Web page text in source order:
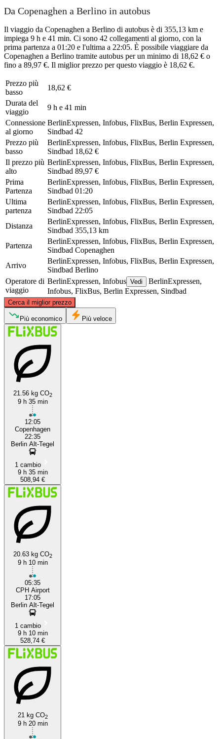
Da Copenaghen a Berlino in autobus
Il viaggio da Copenaghen a Berlino di autobus è di 355,13 km e
impiega 9 h e 41 min. Ci sono 42 collegamenti al giorno, con la
prima partenza a 01:20 e l'ultima a 22:05. È possibile viaggiare da
Copenaghen a Berlino tramite autobus per un minimo di 18,62 € o
fino a 89,97 €. Il miglior prezzo per questo viaggio è 18,62 €.
Prezzo più
basso
18,62 €
Durata del
viaggio
9 h e 41 min
Connessione
al giorno
BerlinExpressen, Infobus, FlixBus, Berlin Expressen,
Sindbad 42
Prezzo più
basso
BerlinExpressen, Infobus, FlixBus, Berlin Expressen,
Sindbad 18,62 €
Il prezzo più
alto
BerlinExpressen, Infobus, FlixBus, Berlin Expressen,
Sindbad 89,97 €
Prima
Partenza
BerlinExpressen, Infobus, FlixBus, Berlin Expressen,
Sindbad 01:20
Ultima
partenza
BerlinExpressen, Infobus, FlixBus, Berlin Expressen,
Sindbad 22:05
Distanza
BerlinExpressen, Infobus, FlixBus, Berlin Expressen,
Sindbad 355,13 km
Partenza
BerlinExpressen, Infobus, FlixBus, Berlin Expressen,
Sindbad Copenaghen
Arrivo
BerlinExpressen, Infobus, FlixBus, Berlin Expressen,
Sindbad Berlino
Operatore di
viaggio
BerlinExpressen, Infobus Vedi
BerlinExpressen,
Infobus, FlixBus, Berlin Expressen, Sindbad
Cerca il miglior prezzo
Copenhagen
©CARTO, ©OpenStreetMapcontributors
Più economico Più veloce
21.56 kg CO2
9 h 35 min
12:05
Copenhagen
22:35
Berlin Alt-Tegel
1 cambio
9 h 35 min
508,94 €
20.63 kg CO2
9 h 10 min
05:35
CPH Airport
17:05
Berlin Alt-Tegel
1 cambio
9 h 10 min
528,74 €
21 kg CO2
9 h 20 min